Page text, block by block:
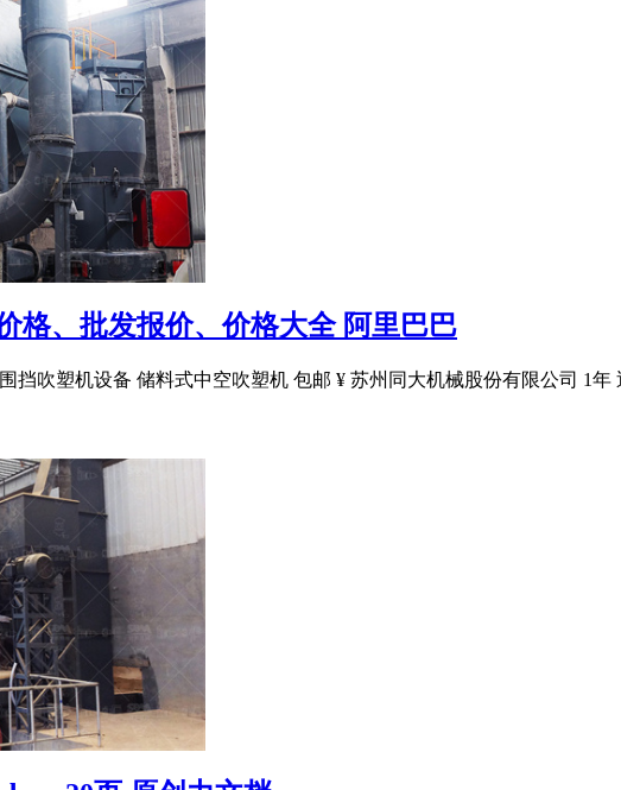
格、批发报价、价格大全 阿里巴巴
挡吹塑机设备 储料式中空吹塑机 包邮 ¥ 苏州同大机械股份有限公司 1